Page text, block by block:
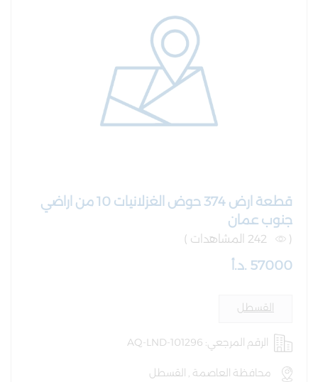
قطعة ارض 374 حوض الغزلانيات 10 من اراضي
جنوب عمان
(
57000 .د.أ
القسطل
الرقم المرجعي: AQ-LND-101296
محافظة العاصمة , القسطل